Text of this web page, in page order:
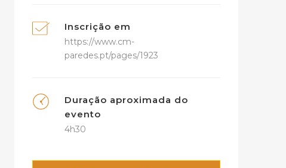
Inscrição em
https://www.cm-
paredes.pt/pages/1923
Duração aproximada do
evento
4h30